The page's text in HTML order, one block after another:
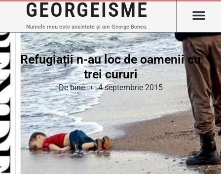
GEORGEISME
Numele meu este anxietate și am George Bonea.
Refugiații n-au loc de oamenii cu
trei cururi
De bine 4 septembrie 2015